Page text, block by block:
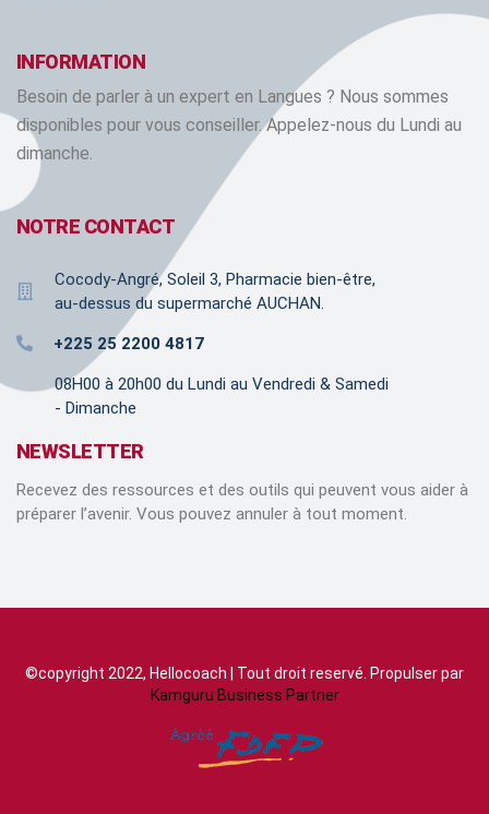
INFORMATION
Besoin de parler à un expert en Langues ? Nous sommes
disponibles pour vous conseiller. Appelez-nous du Lundi au
dimanche.
NOTRE CONTACT
Cocody-Angré, Soleil 3, Pharmacie bien-être,
au-dessus du supermarché AUCHAN.
+225 25 2200 4817
08H00 à 20h00 du Lundi au Vendredi & Samedi
- Dimanche
NEWSLETTER
Recevez des ressources et des outils qui peuvent vous aider à
préparer l’avenir. Vous pouvez annuler à tout moment.
©copyright 2022, Hellocoach | Tout droit reservé. Propulser par
Kamguru Business Partner